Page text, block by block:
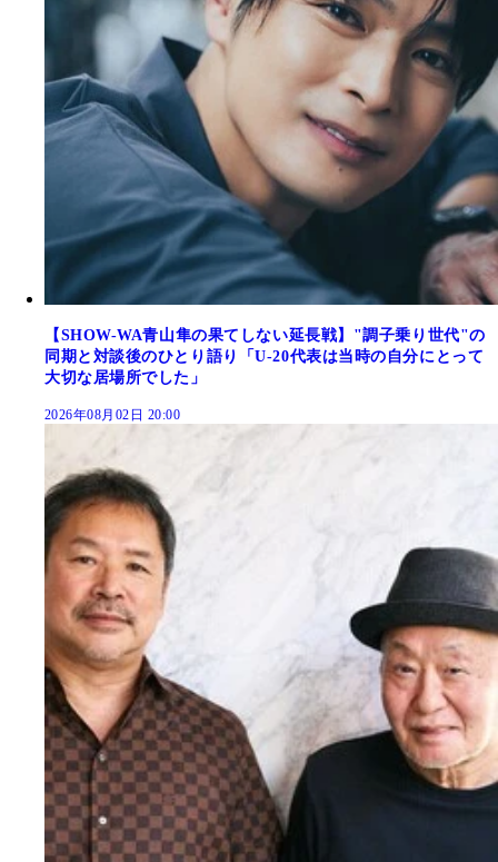
【SHOW-WA青山隼の果てしない延長戦】"調子乗り世代"の
同期と対談後のひとり語り「U-20代表は当時の自分にとって
大切な居場所でした」
2026年08月02日 20:00